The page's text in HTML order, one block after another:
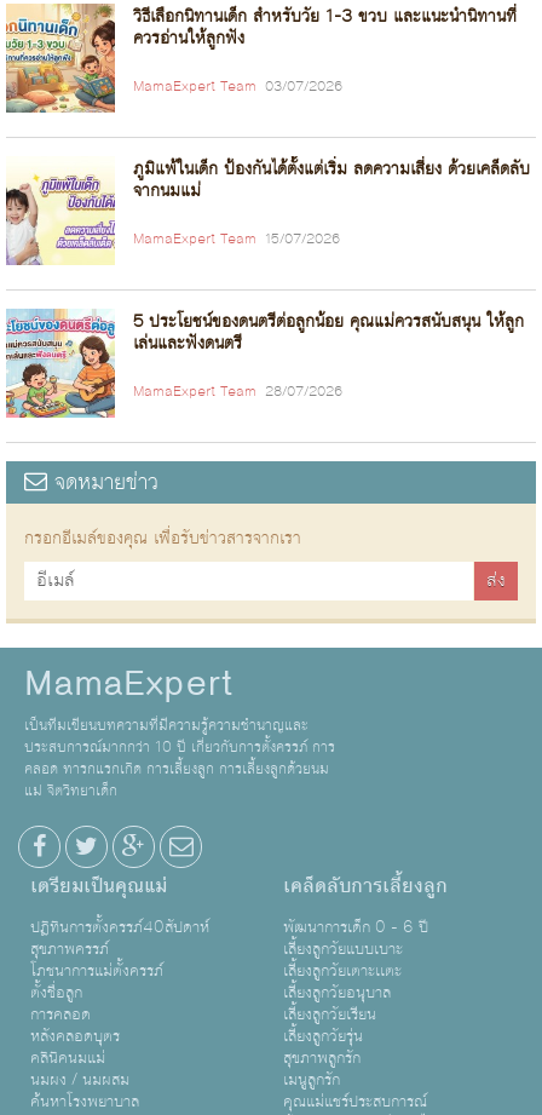
วิธีเลือกนิทานเด็ก สำหรับวัย 1-3 ขวบ และแนะนำนิทานที่
ควรอ่านให้ลูกฟัง
MamaExpert Team 03/07/2026
ภูมิแพ้ในเด็ก ป้องกันได้ตั้งแต่เริ่ม ลดความเสี่ยง ด้วยเคล็ดลับ
จากนมแม่
MamaExpert Team 15/07/2026
5 ประโยชน์ของดนตรีต่อลูกน้อย คุณแม่ควรสนับสนุน ให้ลูก
เล่นและฟังดนตรี
MamaExpert Team 28/07/2026
จดหมายข่าว
กรอกอีเมล์ของคุณ เพื่อรับข่าวสารจากเรา
MamaExpert
เป็นทีมเขียนบทความที่มีความรู้ความชำนาญและ
ประสบการณ์มากกว่า 10 ปี เกี่ยวกับการตั้งครรภ์ การ
คลอด ทารกแรกเกิด การเลี้ยงลูก การเลี้ยงลูกด้วยนม
แม่ จิตวิทยาเด็ก
เตรียมเป็นคุณแม่
ปฏิทินการตั้งครรภ์40สัปดาห์
สุขภาพครรภ์
โภชนาการแม่ตั้งครรภ์
ตั้งชื่อลูก
การคลอด
หลังคลอดบุตร
คลินิคนมแม่
นมผง / นมผสม
ค้นหาโรงพยาบาล
เคล็ดลับการเลี้ยงลูก
พัฒนาการเด็ก 0 - 6 ปี
เลี้ยงลูกวัยแบบเบาะ
เลี้ยงลูกวัยเตาะเเตะ
เลี้ยงลูกวัยอนุบาล
เลี้ยงลูกวัยเรียน
เลี้ยงลูกวัยรุ่น
สุขภาพลูกรัก
เมนูลูกรัก
คุณแม่แชร์ประสบการณ์